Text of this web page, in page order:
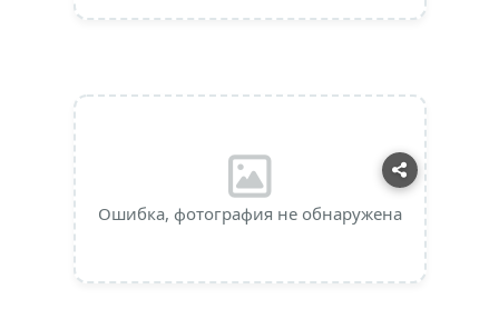
Ошибка, фотография не обнаружена